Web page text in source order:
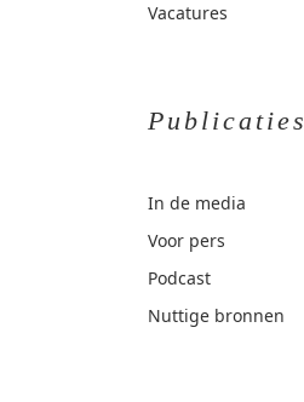
Vacatures
Publicaties
In de media
Voor pers
Podcast
Nuttige bronnen